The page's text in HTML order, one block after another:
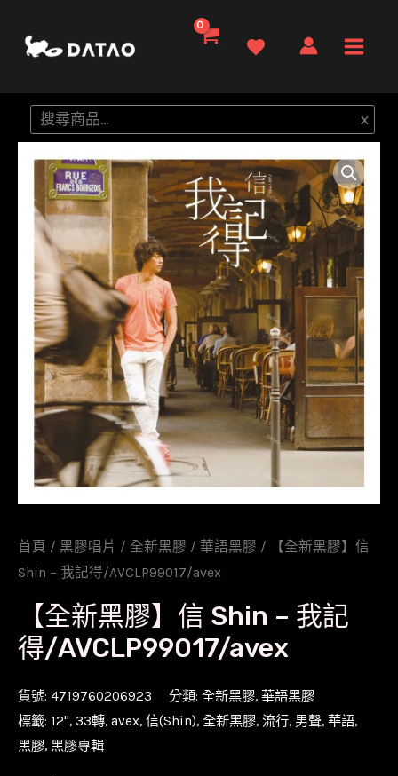
要
Menu
搜
尋
x
首頁 / 黑膠唱片 / 全新黑膠 / 華語黑膠 / 【全新黑膠】信
Shin – 我記得/AVCLP99017/avex
【全新黑膠】信 Shin – 我記
得/AVCLP99017/avex
貨號: 4719760206923 分類: 全新黑膠, 華語黑膠
標籤: 12'', 33轉, avex, 信(Shin), 全新黑膠, 流行, 男聲, 華語,
黑膠, 黑膠專輯